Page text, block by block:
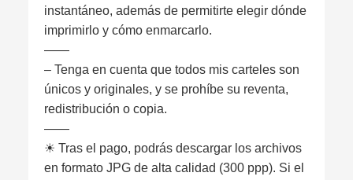
instantáneo, además de permitirte elegir dónde
imprimirlo y cómo enmarcarlo.
——
– Tenga en cuenta que todos mis carteles son
únicos y originales, y se prohíbe su reventa,
redistribución o copia.
——
☀︎ Tras el pago, podrás descargar los archivos
en formato JPG de alta calidad (300 ppp). Si el